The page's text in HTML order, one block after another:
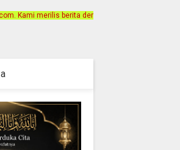
motto Akurat, Independen, Terpercaya.